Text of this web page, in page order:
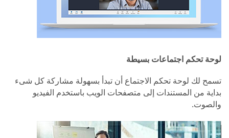
لوحة تحكم اجتماعات بسيطة
تسمح لك لوحة تحكم الاجتماع أن تبدأ بسهولة مشاركة كل شىء
بداية من المستندات إلى متصفحات الويب باستخدم الفيديو
والصوت.